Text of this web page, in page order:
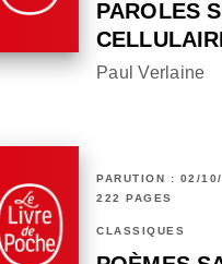
PAROLES
Paul Verlaine
PARUTION : 02/
222 PAGES
CLASSIQUES